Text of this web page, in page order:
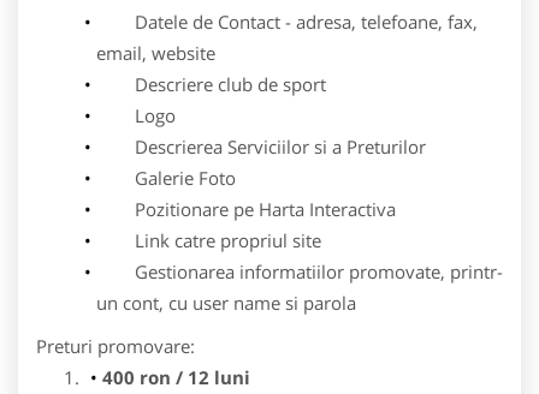
Datele de Contact - adresa, telefoane, fax,
email, website
Descriere club de sport
Logo
Descrierea Serviciilor si a Preturilor
Galerie Foto
Pozitionare pe Harta Interactiva
Link catre propriul site
Gestionarea informatiilor promovate, printr-
un cont, cu user name si parola
Preturi promovare:
400 ron / 12 luni